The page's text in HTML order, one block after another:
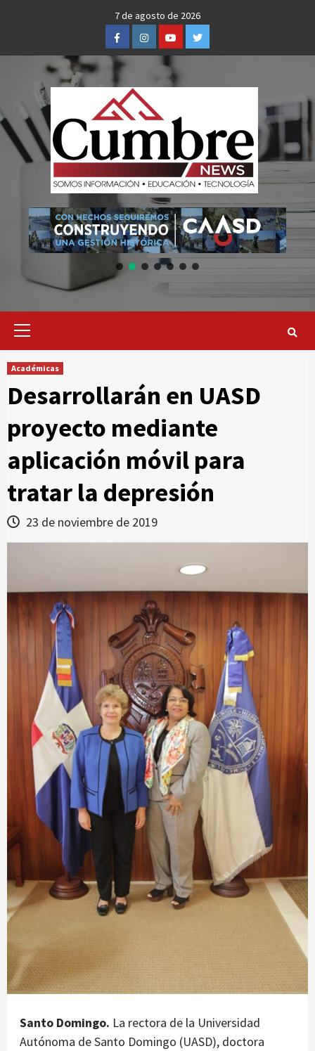
7 de agosto de 2026
FacebookInstagramYoutubeTwitter
Primary
Académicas
Desarrollarán en UASD
proyecto mediante
aplicación móvil para
tratar la depresión
23 de noviembre de 2019
Santo Domingo. La rectora de la Universidad
Autónoma de Santo Domingo (UASD), doctora